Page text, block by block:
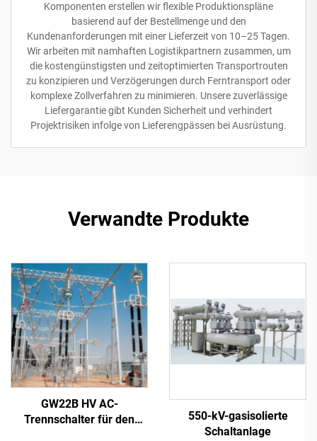
Komponenten erstellen wir flexible Produktionspläne
basierend auf der Bestellmenge und den
Kundenanforderungen mit einer Lieferzeit von 10–25 Tagen.
Wir arbeiten mit namhaften Logistikpartnern zusammen, um
die kostengünstigsten und zeitoptimierten Transportrouten
zu konzipieren und Verzögerungen durch Ferntransport oder
komplexe Zollverfahren zu minimieren. Unsere zuverlässige
Liefergarantie gibt Kunden Sicherheit und verhindert
Projektrisiken infolge von Lieferengpässen bei Ausrüstung.
Verwandte Produkte
GW22B HV AC-
Trennschalter für den
550-kV-gasisolierte
Schaltanlage